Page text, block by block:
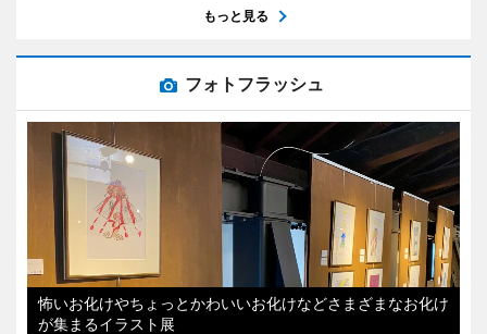
もっと見る
フォトフラッシュ
怖いお化けやちょっとかわいいお化けなどさまざまなお化け
が集まるイラスト展